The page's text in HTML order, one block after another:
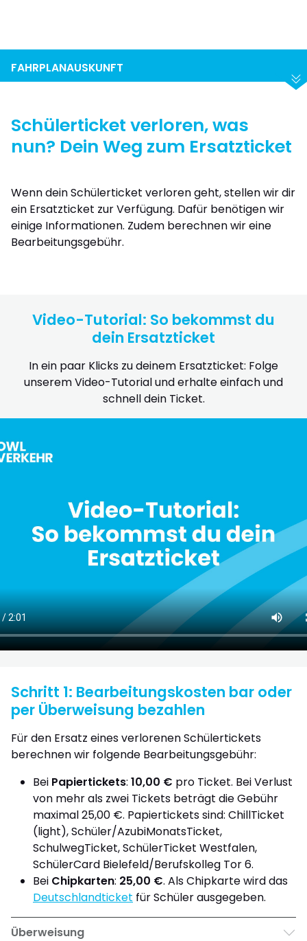
FAHRPLANAUSKUNFT
Schülerticket verloren, was
nun? Dein Weg zum Ersatzticket
Wenn dein Schülerticket verloren geht, stellen wir dir
ein Ersatzticket zur Verfügung. Dafür benötigen wir
einige Informationen. Zudem berechnen wir eine
Bearbeitungsgebühr.
Video-Tutorial: So bekommst du
dein Ersatzticket
In ein paar Klicks zu deinem Ersatzticket: Folge
unserem Video-Tutorial und erhalte einfach und
schnell dein Ticket.
Schritt 1: Bearbeitungskosten bar oder
per Überweisung bezahlen
Für den Ersatz eines verlorenen Schülertickets
berechnen wir folgende Bearbeitungsgebühr:
Bei Papiertickets: 10,00 € pro Ticket. Bei Verlust
von mehr als zwei Tickets beträgt die Gebühr
maximal 25,00 €. Papiertickets sind: ChillTicket
(light), Schüler/AzubiMonatsTicket,
SchulwegTicket, SchülerTicket Westfalen,
SchülerCard Bielefeld/Berufskolleg Tor 6.
Bei Chipkarten: 25,00 €. Als Chipkarte wird das
Deutschlandticket für Schüler ausgegeben.
Überweisung